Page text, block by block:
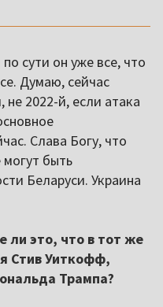
сути он уже все, что
Думаю, сейчас
не 2022-й, если атака
Слава Богу, что
могут быть
Беларуси. Украина
ли это, что в тот же
Стив Уиткофф,
Трампа?